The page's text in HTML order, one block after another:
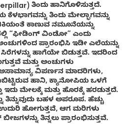
ತಿಂದು ಹಾನಿಗೊಳಿಸುತ್ತದೆ.
ತಿಂದು ಮೇಲ್ಭಾಗವನ್ನು
ಕಾಣುವ ನಮೂನೆಯನ್ನು
“ಫೀಡಿಂಗ್ ವಿಂಡೋ” ಎಂದು
ಪ್ರಾರಂಭಿಸಿ ಇಡೀ ಎಲೆಯನ್ನು
ಸಿರೆಗಳನ್ನು ಹಾಗೆಯೇ ಬಿಡುತ್ತವೆ. ಇದರಿಂದ
ಮತ್ತು ಅಂಚುಗಳು
ಅಸಾಮಾನ್ಯ ವಿಪರ್ಣನ ಮಾದರಿಗಳು,
ಹಾನಿ, ಕ್ಯಾನೋಪಿಯ ಒಳಗೆ
ಮೇಲಕ್ಕೆ ಮತ್ತು ಹೊರಕ್ಕೆ ಹರಡುತ್ತದೆ.
ಬಹಳ ಅಪರೂಪ. ಹೆಚ್ಚು
ಹೋಗುತ್ತವೆ, ಆಗ ಮರಿಗಳು
ತಿನ್ನಲು ಪ್ರಾರಂಭಿಸುತ್ತವೆ.